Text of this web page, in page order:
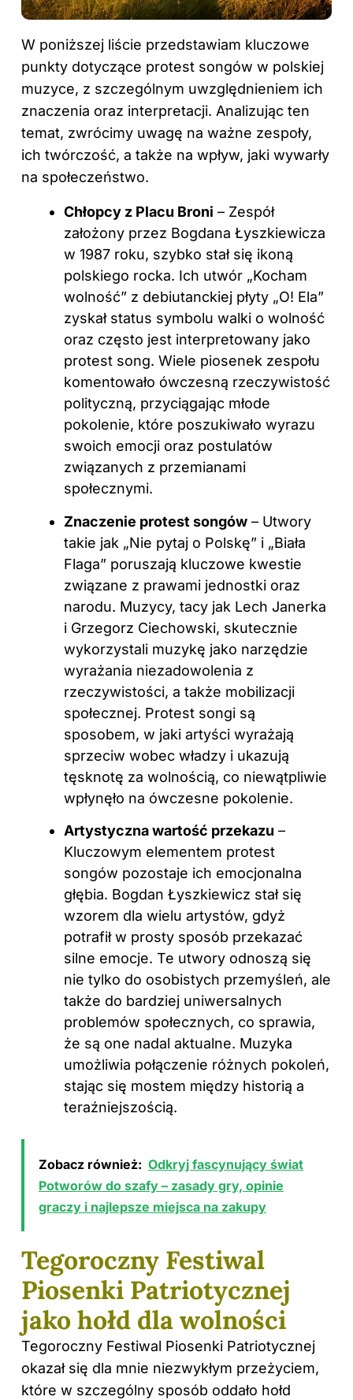
W poniższej liście przedstawiam kluczowe
punkty dotyczące protest songów w polskiej
muzyce, z szczególnym uwzględnieniem ich
znaczenia oraz interpretacji. Analizując ten
temat, zwrócimy uwagę na ważne zespoły,
ich twórczość, a także na wpływ, jaki wywarły
na społeczeństwo.
Chłopcy z Placu Broni – Zespół
założony przez Bogdana Łyszkiewicza
w 1987 roku, szybko stał się ikoną
polskiego rocka. Ich utwór „Kocham
wolność” z debiutanckiej płyty „O! Ela”
zyskał status symbolu walki o wolność
oraz często jest interpretowany jako
protest song. Wiele piosenek zespołu
komentowało ówczesną rzeczywistość
polityczną, przyciągając młode
pokolenie, które poszukiwało wyrazu
swoich emocji oraz postulatów
związanych z przemianami
społecznymi.
Znaczenie protest songów – Utwory
takie jak „Nie pytaj o Polskę” i „Biała
Flaga” poruszają kluczowe kwestie
związane z prawami jednostki oraz
narodu. Muzycy, tacy jak Lech Janerka
i Grzegorz Ciechowski, skutecznie
wykorzystali muzykę jako narzędzie
wyrażania niezadowolenia z
rzeczywistości, a także mobilizacji
społecznej. Protest songi są
sposobem, w jaki artyści wyrażają
sprzeciw wobec władzy i ukazują
tęsknotę za wolnością, co niewątpliwie
wpłynęło na ówczesne pokolenie.
Artystyczna wartość przekazu –
Kluczowym elementem protest
songów pozostaje ich emocjonalna
głębia. Bogdan Łyszkiewicz stał się
wzorem dla wielu artystów, gdyż
potrafił w prosty sposób przekazać
silne emocje. Te utwory odnoszą się
nie tylko do osobistych przemyśleń, ale
także do bardziej uniwersalnych
problemów społecznych, co sprawia,
że są one nadal aktualne. Muzyka
umożliwia połączenie różnych pokoleń,
stając się mostem między historią a
teraźniejszością.
Zobacz również: Odkryj fascynujący świat
Potworów do szafy – zasady gry, opinie
graczy i najlepsze miejsca na zakupy
Tegoroczny Festiwal
Piosenki Patriotycznej
jako hołd dla wolności
Tegoroczny Festiwal Piosenki Patriotycznej
okazał się dla mnie niezwykłym przeżyciem,
które w szczególny sposób oddało hołd